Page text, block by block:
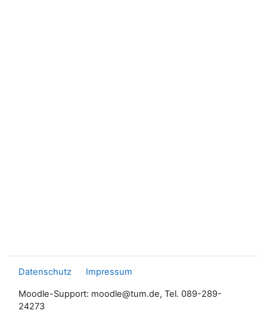
Datenschutz Impressum
Moodle-Support: moodle@tum.de, Tel. 089-289-
24273